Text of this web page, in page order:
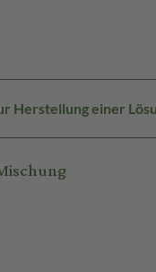
Herstellung einer